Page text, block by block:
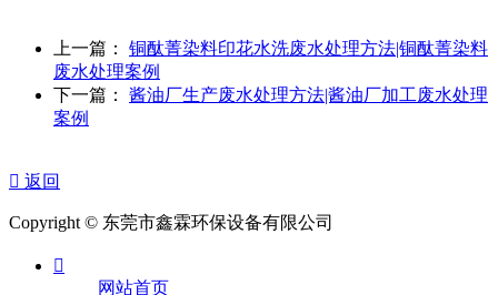
上一篇： 铜酞菁染料印花水洗废水处理方法|铜酞菁染料
废水处理案例
下一篇： 酱油厂生产废水处理方法|酱油厂加工废水处理
案例
 返回
Copyright © 东莞市鑫霖环保设备有限公司

网站首页